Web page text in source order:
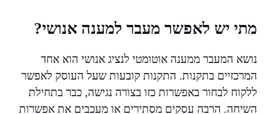
מתי יש לאפשר מעבר למענה אנושי?
נושא המעבר ממענה אוטומטי לנציג אנושי הוא אחד
המרכזיים בתקנות. התקנות קובעות שעל העוסק לאפשר
ללקוח לבחור באפשרות כזו בצורה נגישה, כבר בתחילת
השיחה. הרבה עסקים מסתירים או מעכבים את אפשרות